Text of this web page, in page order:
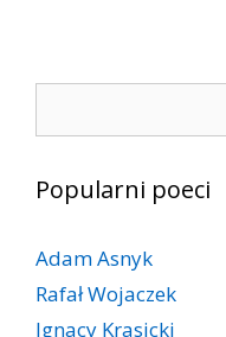
Popularni poeci
Adam Asnyk
Rafał Wojaczek
Ignacy Krasicki